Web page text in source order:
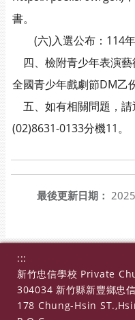
書。
(六)入選公布：114年
四、檢附青少年表演
全國青少年戲劇節DM乙份
五、如有相關問題，
(02)8631-0133分機11。
最後更新日期：
:::
新竹忠信學校 Private
304034 新竹縣新豐鄉忠
178 Chung-Hsin